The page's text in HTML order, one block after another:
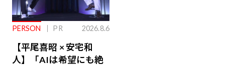
PERSON PR 2026.8.6
【平尾喜昭 × 安宅和
人】「AIは希望にも絶